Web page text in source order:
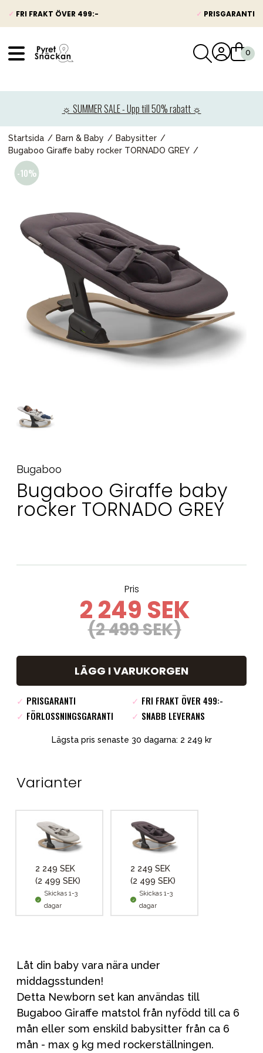
✓ FRI FRAKT ÖVER 499:- ✓ PRISGARANTI
☼ SUMMER SALE - Upp till 50% rabatt ☼
Startsida Barn & Baby
Babysitter
Bugaboo Giraffe baby rocker TORNADO GREY
Bugaboo
Bugaboo Giraffe baby
rocker TORNADO GREY
Pris
2 249 SEK
(2 499 SEK)
LÄGG I VARUKORGEN
✓ PRISGARANTI ✓ FRI FRAKT ÖVER 499:-
✓ FÖRLOSSNINGSGARANTI ✓ SNABB LEVERANS
Lägsta pris senaste 30 dagarna: 2 249 kr
Varianter
2 249 SEK
(2 499 SEK)
Skickas 1-3
dagar
2 249 SEK
(2 499 SEK)
Skickas 1-3
dagar
Låt din baby vara nära under
middagsstunden!
Detta Newborn set kan användas till
Bugaboo Giraffe matstol från nyfödd till ca 6
mån eller som enskild babysitter från ca 6
mån - max 9 kg med rockerställningen.
Barnvagnar
Bilbarnstolar
Förälder
Möbler & bädd
Tillbehör
Reservdelar
Kampanjer
Presenttips
Våra favoriter
Kontakta oss